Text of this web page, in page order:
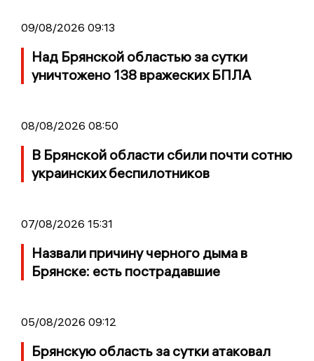
09/08/2026 09:13
Над Брянской областью за сутки
уничтожено 138 вражеских БПЛА
08/08/2026 08:50
В Брянской области сбили почти сотню
украинских беспилотников
07/08/2026 15:31
Назвали причину черного дыма в
Брянске: есть пострадавшие
05/08/2026 09:12
Брянскую область за сутки атаковал